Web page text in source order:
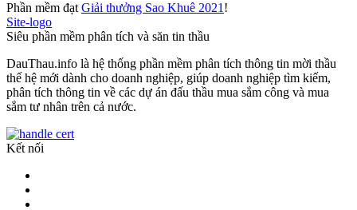
Phần mềm đạt Giải thưởng Sao Khuê 2021 !
Site-logo
Siêu phần mềm phân tích và săn tin thầu
DauThau.info là hệ thống phần mềm phân tích thông tin mời thầu
thế hệ mới dành cho doanh nghiệp, giúp doanh nghiệp tìm kiếm,
phân tích thông tin về các dự án đấu thầu mua sắm công và mua
sắm tư nhân trên cả nước.
Kết nối